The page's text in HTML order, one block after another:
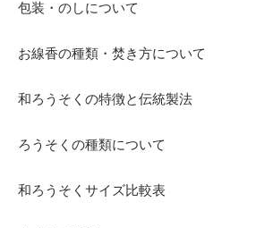
包装・のしについて
お線香の種類・焚き方について
和ろうそくの特徴と伝統製法
ろうそくの種類について
和ろうそくサイズ比較表